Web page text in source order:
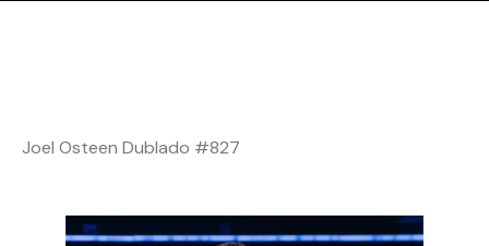
Joel Osteen Dublado #827